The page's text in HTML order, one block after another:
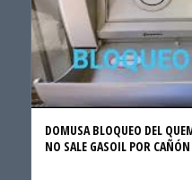
DOMUSA BLOQUEO DEL
NO SALE GASOIL POR CAÑÓN